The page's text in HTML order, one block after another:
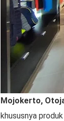
Mojokerto,
khususnya